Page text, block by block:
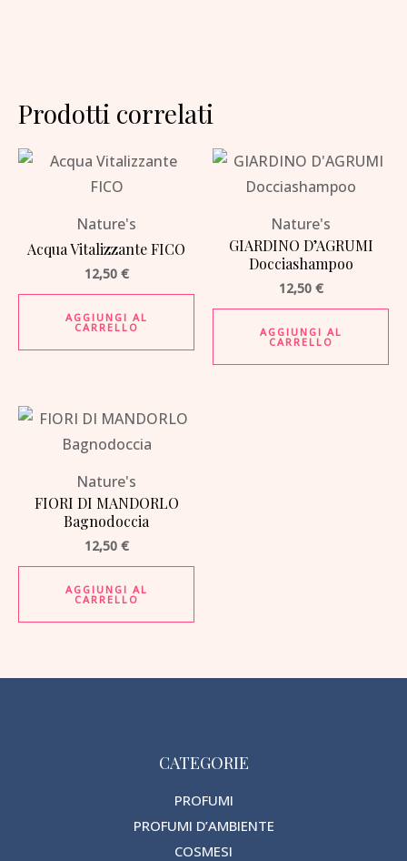
Prodotti correlati
Nature's
Acqua Vitalizzante FICO
12,50 €
AGGIUNGI AL
CARRELLO
Nature's
GIARDINO D’AGRUMI
Docciashampoo
12,50 €
AGGIUNGI AL
CARRELLO
Nature's
FIORI DI MANDORLO
Bagnodoccia
12,50 €
AGGIUNGI AL
CARRELLO
CATEGORIE
PROFUMI
PROFUMI D’AMBIENTE
COSMESI